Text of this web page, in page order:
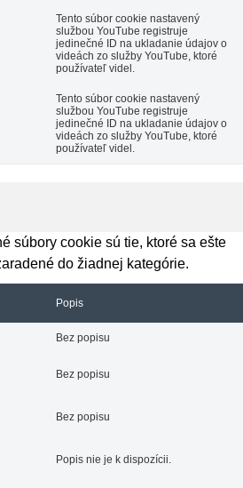
Tento súbor cookie nastavený
službou YouTube registruje
jedinečné ID na ukladanie údajov o
videách zo služby YouTube, ktoré
používateľ videl.
Tento súbor cookie nastavený
službou YouTube registruje
jedinečné ID na ukladanie údajov o
videách zo služby YouTube, ktoré
používateľ videl.
súbory cookie sú tie, ktoré sa ešte
do žiadnej kategórie.
Popis
Bez popisu
Bez popisu
Bez popisu
Popis nie je k dispozícii.